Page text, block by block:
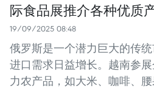
际食品展推介各种优质
19/09/2025 08:48
俄罗斯是一个潜力巨大的传
进口需求日益增长。越南参
力农产品，如大米、咖啡、